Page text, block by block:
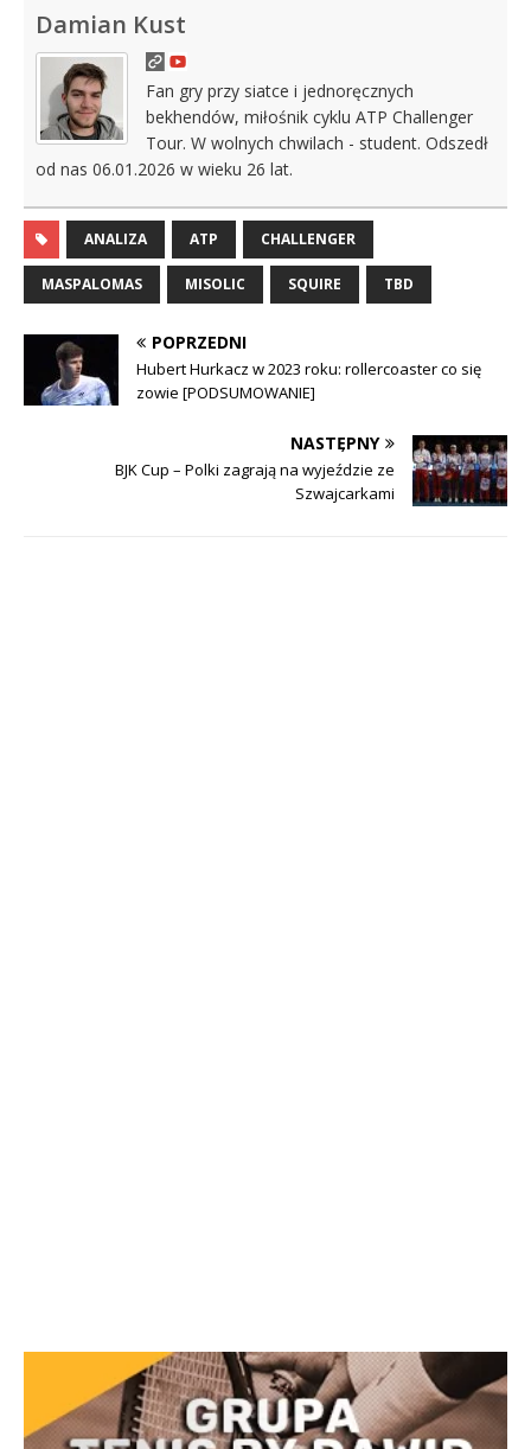
Damian Kust
Fan gry przy siatce i jednoręcznych
bekhendów, miłośnik cyklu ATP Challenger
Tour. W wolnych chwilach - student. Odszedł
od nas 06.01.2026 w wieku 26 lat.
ANALIZA ATP CHALLENGER
MASPALOMAS MISOLIC SQUIRE TBD
POPRZEDNI
Hubert Hurkacz w 2023 roku: rollercoaster co się
zowie [PODSUMOWANIE]
NASTĘPNY
BJK Cup – Polki zagrają na wyjeździe ze
Szwajcarkami